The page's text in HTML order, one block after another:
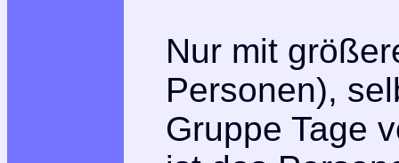
Nur mit
Personen),
Gruppe Tage